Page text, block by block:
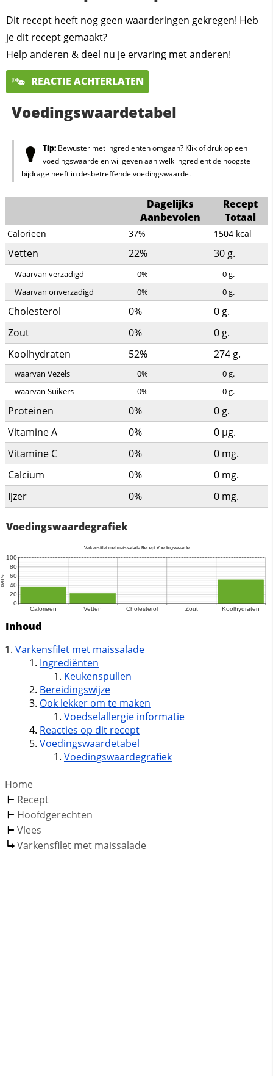
Dit recept heeft nog geen waarderingen gekregen! Heb
je dit recept gemaakt?
Help anderen & deel nu je ervaring met anderen!
REACTIE ACHTERLATEN
Voedingswaardetabel
Tip:Bewuster met ingrediënten omgaan? Klik of druk op een
voedingswaarde en wij geven aan welk ingrediënt de hoogste
bijdrage heeft in desbetreffende voedingswaarde.
Dagelijks
Aanbevolen
Recept
Totaal
Calorieën 37% 1504 kcal
Vetten 22% 30 g.
Waarvan verzadigd 0% 0g.
Waarvan onverzadigd
0% 0g.
Cholesterol 0% 0 g.
Zout
0% 0 g.
Koolhydraten
52% 274 g.
waarvan Vezels 0% 0g.
waarvan Suikers
0% 0g.
Proteinen 0% 0 g.
Vitamine A
0% 0 µg.
Vitamine C
0% 0 mg.
Calcium
0% 0 mg.
Ijzer
0% 0 mg.
Voedingswaardegrafiek
Inhoud
Varkensfilet met maissalade
Ingrediënten
Keukenspullen
Bereidingswijze
Ook lekker om te maken
Voedselallergie informatie
Reacties op dit recept
Voedingswaardetabel
Voedingswaardegrafiek
Home
Recept
Hoofdgerechten
Vlees
Varkensfilet met maissalade